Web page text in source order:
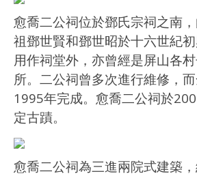
愈喬二公祠位於鄧氏宗祠之南
祖鄧世賢和鄧世昭於十六世紀
用作祠堂外，亦曾經是屏山各
所。二公祠曾多次進行維修，
1995年完成。愈喬二公祠於
定古蹟。
愈喬二公祠為三進兩院式建築